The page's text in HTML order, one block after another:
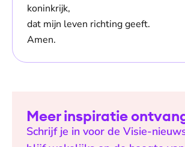
koninkrijk,
dat mijn leven richting geeft.
Amen.
Meer inspiratie
Schrijf je in voor de Visie-